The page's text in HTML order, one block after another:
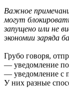
Важное
могут
запущено или не
экономии заряда
Грубо говоря,
— уведомление по
— уведомление с
У них разные